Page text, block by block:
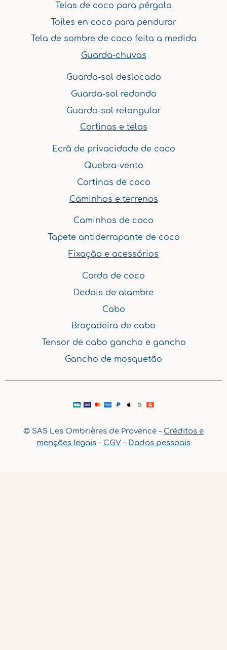
o
k
g
r
a
b
e
r
e
s
n
Telas de coco para pérgola
Toiles en coco para pendurar
Tela de sombre de coco feita a medida
Guarda-chuvas
Guarda-sol deslocado
Guarda-sol redondo
Guarda-sol retangular
Cortinas e telas
Ecrã de privacidade de coco
Quebra-vento
Cortinas de coco
Caminhos e terrenos
Caminhos de coco
Tapete antiderrapante de coco
Fixação e acessórios
Corda de coco
Dedais de alambre
Cabo
Braçadeira de cabo
Tensor de cabo gancho e gancho
Gancho de mosquetão
© SAS Les Ombrières de Provence – Créditos e
menções legais– CGV– Dados pessoais